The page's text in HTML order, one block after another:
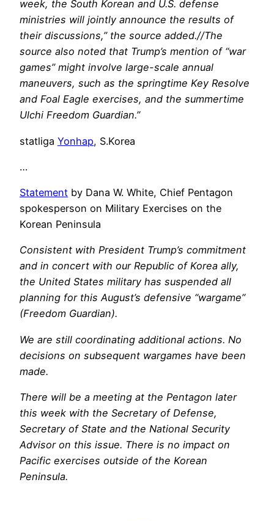
week, the South Korean and U.S. defense
ministries will jointly announce the results of
their discussions,” the source added.//The
source also noted that Trump’s mention of “war
games” might involve large-scale annual
maneuvers, such as the springtime Key Resolve
and Foal Eagle exercises, and the summertime
Ulchi Freedom Guardian.”
statliga Yonhap, S.Korea
…
Statement by Dana W. White, Chief Pentagon
spokesperson on Military Exercises on the
Korean Peninsula
Consistent with President Trump’s commitment
and in concert with our Republic of Korea ally,
the United States military has suspended all
planning for this August’s defensive “wargame”
(Freedom Guardian).
We are still coordinating additional actions. No
decisions on subsequent wargames have been
made.
There will be a meeting at the Pentagon later
this week with the Secretary of Defense,
Secretary of State and the National Security
Advisor on this issue. There is no impact on
Pacific exercises outside of the Korean
Peninsula.